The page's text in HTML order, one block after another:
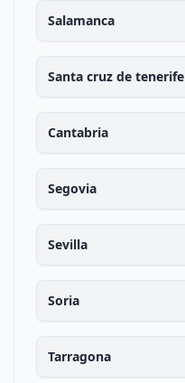
Salamanca
Santa cruz de tenerife
Cantabria
Segovia
Sevilla
Soria
Tarragona